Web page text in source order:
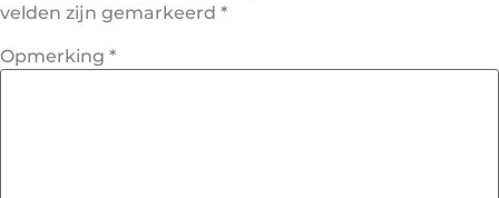
velden zijn gemarkeerd *
Opmerking *